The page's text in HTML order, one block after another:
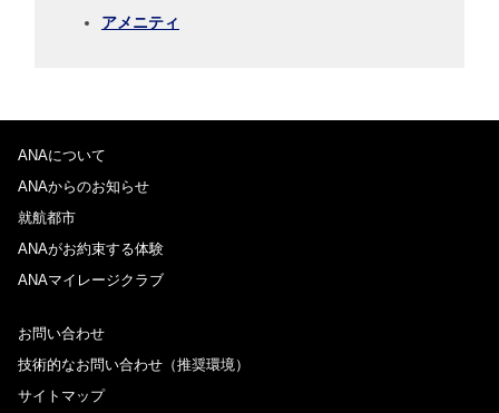
プロモーションコードについて
前後3日の運賃を検索
・表示金額は選択いただいた条件でのもっともおトクな運賃となりま
・表示金額と空席状況は最新ではない場合があります。[検索する]ボタ
ンより最新の空席照会結果をご確認ください。
・「＊」は現在金額が確認できない都市・日付となります。空席照会結
・表示金額には、運賃、
る可能性があります。
示される場合があります。
アメニティ
ANAについて
ANAからのお知らせ
就航都市
ANAがお約束する体験
ANAマイレージクラブ
お問い合わせ
技術的なお問い合わせ（推奨環境）
サイトマップ